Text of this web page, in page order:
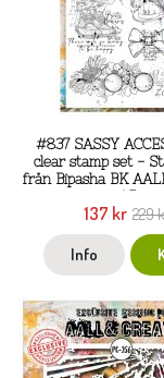
#837 SASSY
clear stamp set -
från Bipasha BK
137 kr 229
Info